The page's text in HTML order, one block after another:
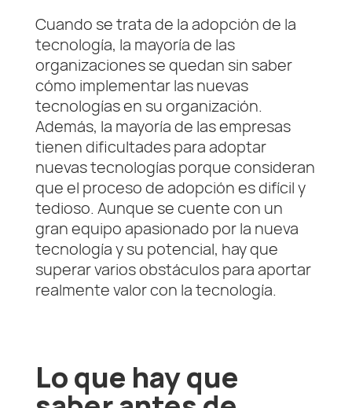
Cuando se trata de la adopción de la
tecnología, la mayoría de las
organizaciones se quedan sin saber
cómo implementar las nuevas
tecnologías en su organización.
Además, la mayoría de las empresas
tienen dificultades para adoptar
nuevas tecnologías porque consideran
que el proceso de adopción es difícil y
tedioso. Aunque se cuente con un
gran equipo apasionado por la nueva
tecnología y su potencial, hay que
superar varios obstáculos para aportar
realmente valor con la tecnología.
​Lo que hay que